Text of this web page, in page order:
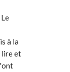
à la
lire et